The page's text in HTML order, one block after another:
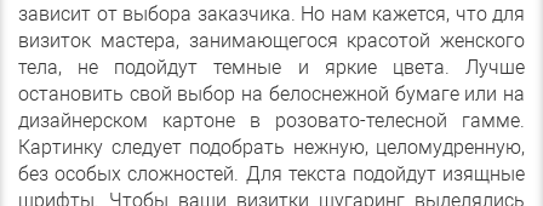
зависит от выбора заказчика. Но нам кажется, что для
визиток мастера, занимающегося красотой женского
тела, не подойдут темные и яркие цвета. Лучше
остановить свой выбор на белоснежной бумаге или на
дизайнерском картоне в розовато-телесной гамме.
Картинку следует подобрать нежную, целомудренную,
без особых сложностей. Для текста подойдут изящные
шрифты. Чтобы ваши визитки шугаринг выделялись